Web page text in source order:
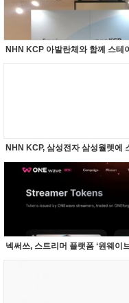
NHN KCP 아발란체와 함께 스테
NHN KCP, 삼성전자 삼성월렛에
넥써쓰, 스트리머 플랫폼 ‘원웨이